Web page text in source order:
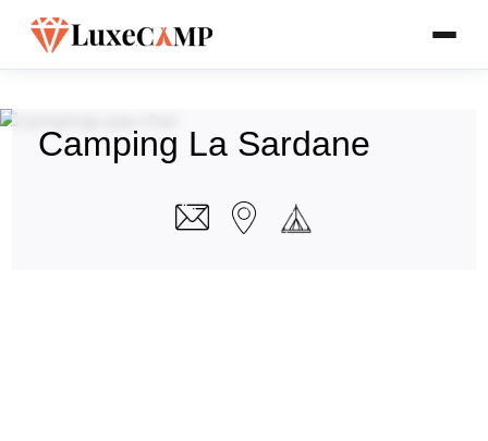
Camping La Sardane